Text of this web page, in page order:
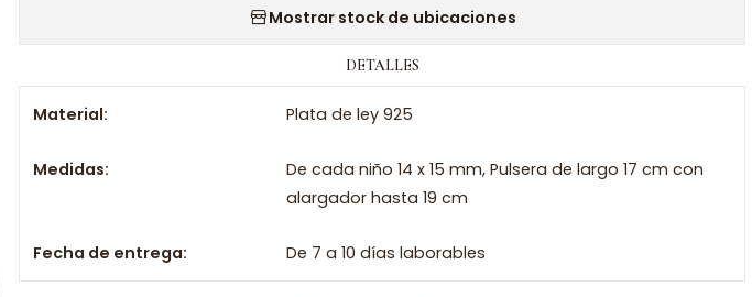
Mostrar stock de ubicaciones
DETALLES
Material: Plata de ley 925
Medidas:
De cada niño 14 x 15 mm, Pulsera de largo 17 cm con
alargador hasta 19 cm
Fecha de entrega: De 7 a 10 días laborables